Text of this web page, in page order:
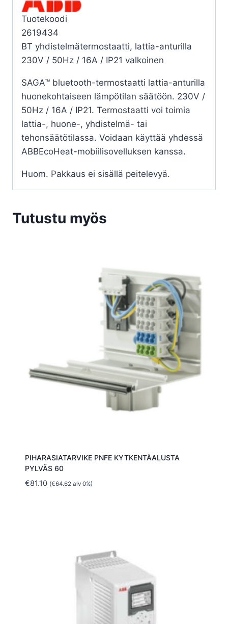
Tuotekoodi
2619434
BT yhdistelmätermostaatti, lattia-anturilla
230V / 50Hz / 16A / IP21 valkoinen
SAGA™ bluetooth-termostaatti lattia-anturilla
huonekohtaiseen lämpötilan säätöön. 230V /
50Hz / 16A / IP21. Termostaatti voi toimia
lattia-, huone-, yhdistelmä- tai
tehonsäätötilassa. Voidaan käyttää yhdessä
ABBEcoHeat-mobiilisovelluksen kanssa.
Huom. Pakkaus ei sisällä peitelevyä.
Tutustu myös
PIHARASIATARVIKE PNFE KYTKENTÄALUSTA
PYLVÄS 60
€81.10 (€64.62alv 0%)